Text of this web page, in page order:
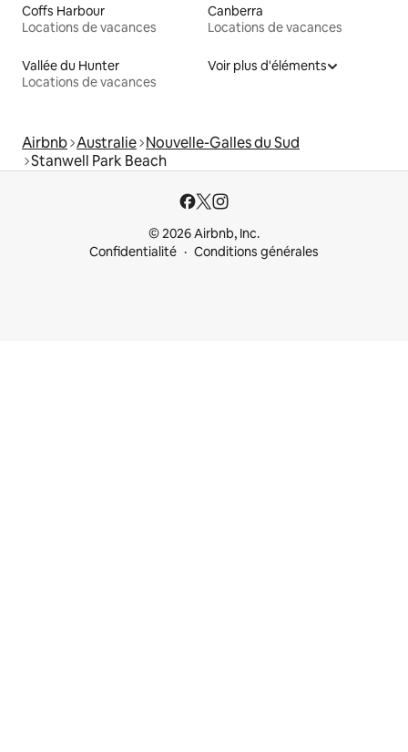
Coffs Harbour
Locations de vacances
Canberra
Locations de vacances
Vallée du Hunter
Locations de vacances
Voir plus d'éléments
Airbnb Australie Nouvelle-Galles du Sud
Stanwell Park Beach
© 2026 Airbnb, Inc.
Confidentialité
Conditions générales